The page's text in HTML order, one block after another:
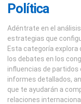
Política
Adéntrate en el
estrategias que
Esta categoría
los debates en los
influencias de partidos
informes detallados,
que te ayudarán a
relaciones